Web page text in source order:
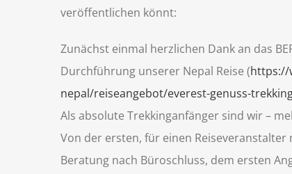
veröffentlichen könnt:
Zunächst einmal herzlichen Dank an das
Durchführung unserer Nepal Reise (https://
nepal/reiseangebot/everest-genuss-
Als absolute Trekkinganfänger sind wir –
Von der ersten, für einen
Beratung nach Büroschluss, dem ersten